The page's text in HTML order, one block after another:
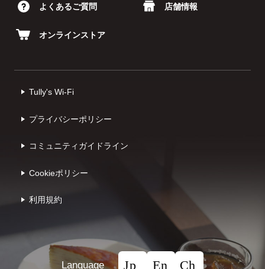
よくあるご質問 店舗情報
オンラインストア
Tully's Wi-Fi
プライバシーポリシー
コミュニティガイドライン
Cookieポリシー
利⽤規約
Language